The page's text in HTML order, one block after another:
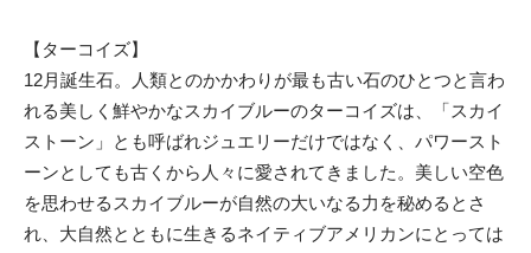
【ターコイズ】
12月誕生石。人類とのかかわりが最も古い石のひとつと言わ
れる美しく鮮やかなスカイブルーのターコイズは、「スカイ
ストーン」とも呼ばれジュエリーだけではなく、パワースト
ーンとしても古くから人々に愛されてきました。美しい空色
を思わせるスカイブルーが自然の大いなる力を秘めるとさ
れ、大自然とともに生きるネイティブアメリカンにとっては